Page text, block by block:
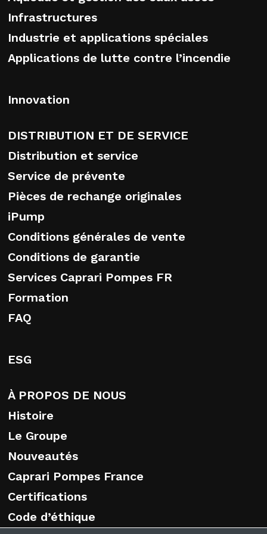
Infrastructures
Industrie et applications spéciales
Applications de lutte contre l’incendie
Innovation
DISTRIBUTION ET DE SERVICE
Distribution et service
Service de prévente
Pièces de rechange originales
iPump
Conditions générales de vente
Conditions de garantie
Services Caprari Pompes FR
Formation
FAQ
ESG
À PROPOS DE NOUS
Histoire
Le Groupe
Nouveautés
Caprari Pompes France
Certifications
Code d’éthique